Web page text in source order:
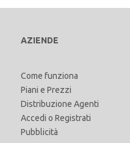
AZIENDE
Come funziona
Piani e Prezzi
Distribuzione Agenti
Accedi o Registrati
Pubblicità